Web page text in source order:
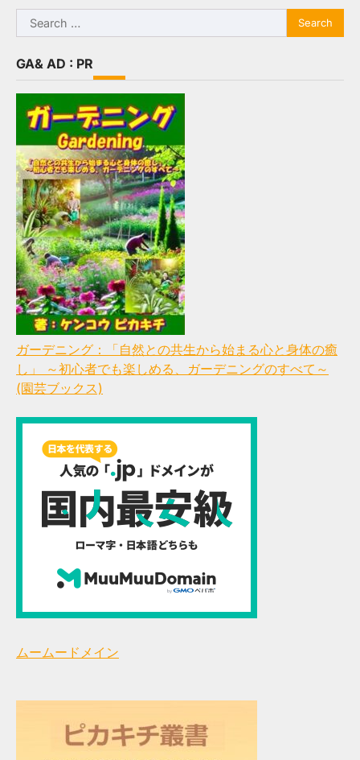
Search
for:
GA& AD : PR
ガーデニング：「自然との共生から始まる心と身体の癒
し」 ～初心者でも楽しめる、ガーデニングのすべて～
(園芸ブックス)
ムームードメイン